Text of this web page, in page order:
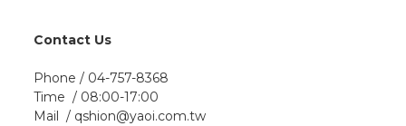
Contact Us
Phone / 04-757-8368
Time / 08:00-17:00
Mail / qshion@yaoi.com.tw